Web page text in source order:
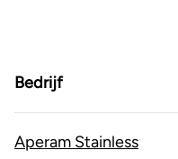
Bedrijf
Aperam Stainless